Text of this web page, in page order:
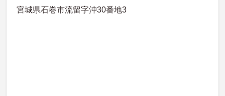
宮城県石巻市流留字沖30番地3